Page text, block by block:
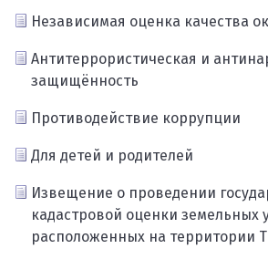
Независимая оценка качества
Антитеррористическая и
защищённость
Противодействие коррупции
Для детей и родителей
Извещение о проведении
кадастровой оценки земельных
расположенных на территории